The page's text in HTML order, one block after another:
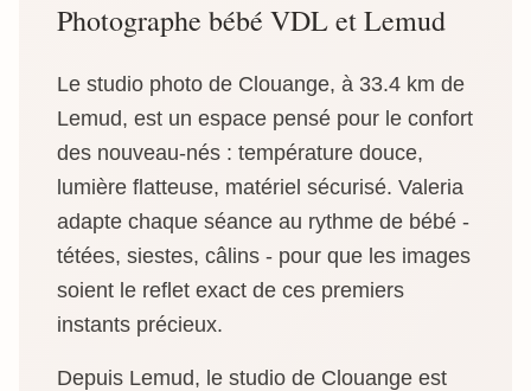
Photographe bébé VDL et Lemud
Le studio photo de Clouange, à 33.4 km de
Lemud, est un espace pensé pour le confort
des nouveau-nés : température douce,
lumière flatteuse, matériel sécurisé. Valeria
adapte chaque séance au rythme de bébé -
tétées, siestes, câlins - pour que les images
soient le reflet exact de ces premiers
instants précieux.
Depuis Lemud, le studio de Clouange est